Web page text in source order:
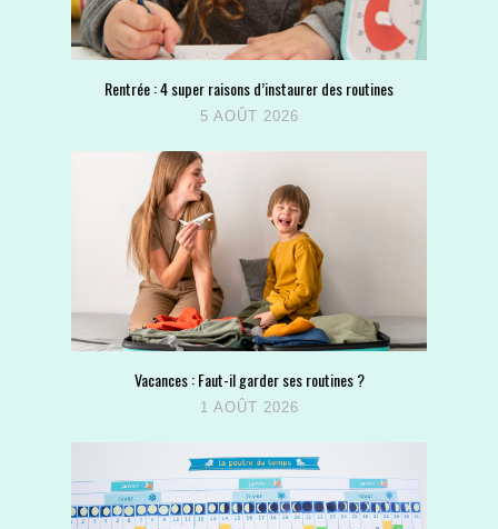
Rentrée : 4 super raisons d’instaurer des routines
5 AOÛT 2026
Vacances : Faut-il garder ses routines ?
1 AOÛT 2026